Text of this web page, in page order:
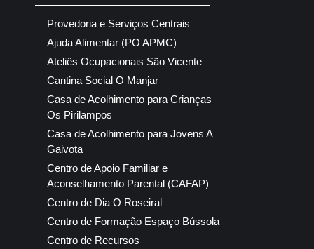
Provedoria e Serviços Centrais
Ajuda Alimentar (PO APMC)
Ateliês Ocupacionais São Vicente
Cantina Social O Manjar
Casa de Acolhimento para Crianças
Os Pirilampos
Casa de Acolhimento para Jovens A
Gaivota
Centro de Apoio Familiar e
Aconselhamento Parental (CAFAP)
Centro de Dia O Roseiral
Centro de Formação Espaço Bússola
Centro de Recursos